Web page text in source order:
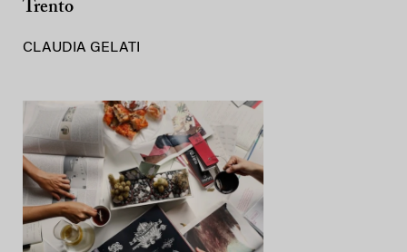
Trento
CLAUDIA GELATI